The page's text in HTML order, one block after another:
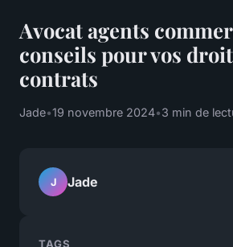
Avocat agents
conseils pour vos
contrats
Jade•19 novembre 2024•3 min de
J Jade
TAGS